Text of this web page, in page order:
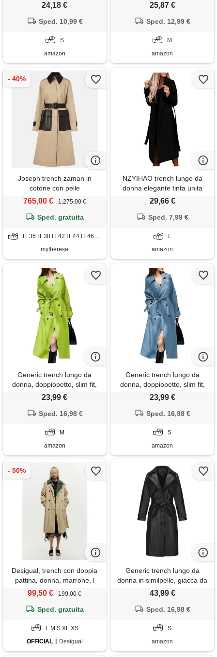
classico autunno primavera,
cappotto donna cappotto di
cappotto di mezzogiorno
antivento collo
24,18 €
Sped. 10,99 €
S
amazon
caldo, con colletto a risvolto,
bottoni, cardigan, comodo
rosso, m
25,87 €
Sped. 12,99 €
M
amazon
Joseph trench zaman in
cotone con pelle
765,00 € 1.275,00 €
Sped. gratuita
IT 36 IT 38 IT 42 IT 44 IT 46 IT 48
mytheresa
NZYIHAO trench lungo da
donna elegante tinta unita
cappotto di lana a maniche
sottile, giacca a vento con
giacca a vento, nero , l
29,66 €
Sped. 7,99 €
L
amazon
Generic trench lungo da
donna, doppiopetto, slim fit,
maxi soprabito, giacca lunga,
23,99 €
Sped. 16,98 €
M
amazon
Generic trench lungo da
donna, doppiopetto, slim fit,
maxi soprabito, giacca lunga,
23,99 €
Sped. 16,98 €
S
amazon
Desigual, trench con doppia
pattina, donna, marrone, l
99,50 € 199,00 €
Sped. gratuita
L M S XL XS
OFFICIAL
Desigual
Generic trench lungo da
donna in similpelle, giacca da
motociclista leggera, giacca
autunnale
43,99 €
Sped. 16,98 €
S
amazon